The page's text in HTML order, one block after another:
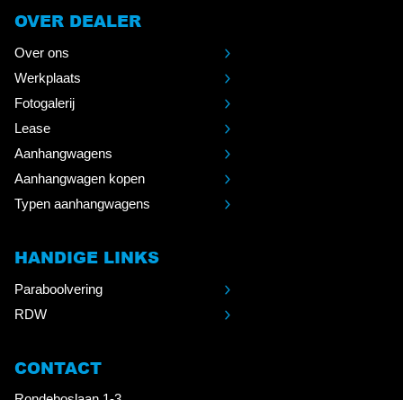
OVER DEALER
Over ons
Werkplaats
Fotogalerij
Lease
Aanhangwagens
Aanhangwagen kopen
Typen aanhangwagens
HANDIGE LINKS
Paraboolvering
RDW
CONTACT